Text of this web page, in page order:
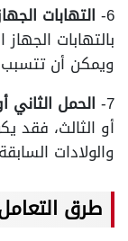
6- التهابات
بالتهابات
ويمكن أن
7- الحمل الثاني
أو الثالث، فقد
والولادات
طرق